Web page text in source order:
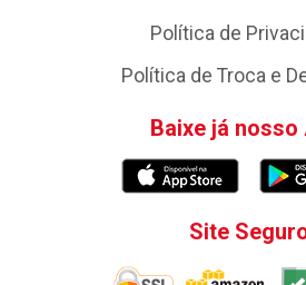
Política de
Política de Troca e
Baixe já nosso
Site